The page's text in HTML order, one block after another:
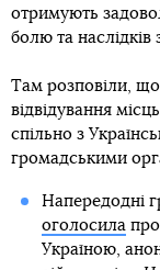
отримують
болю та наслідків
Там розповіли,
відвідування
спільно з
громадськими
Напередодні
оголосилапро
Україною,